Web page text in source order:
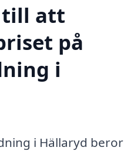
till att
på
i
i Hällaryd beror